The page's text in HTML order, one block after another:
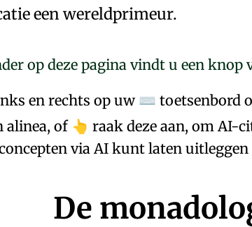
een wereldprimeur.
op deze pagina vindt u een
en rechts op uw ⌨ toetsenbord
alinea, of 👆 raak deze aan, om AI-
via AI kunt laten
De